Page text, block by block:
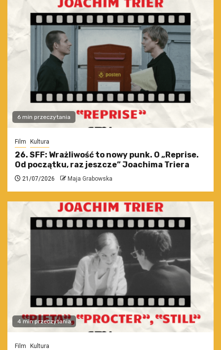
6 min przeczytania
Film Kultura
26. SFF: Wrażliwość to nowy punk. O „Reprise.
Od początku, raz jeszcze” Joachima Triera
21/07/2026 Maja Grabowska
4 min przeczytania
Film Kultura